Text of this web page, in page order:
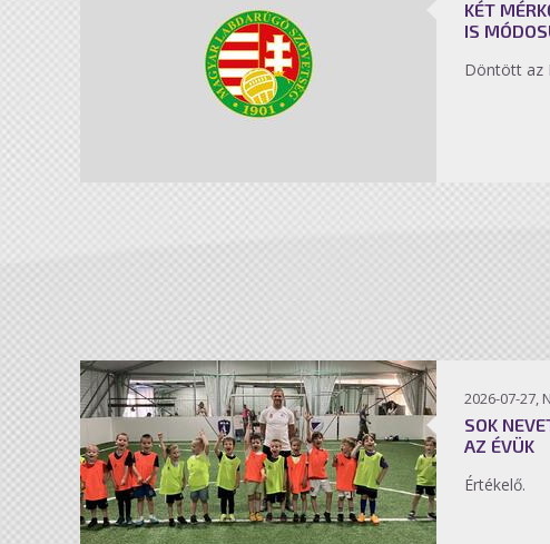
KÉT
IS
Döntött az
2026-07-27,
SOK
AZ ÉVÜK
Értékelő.